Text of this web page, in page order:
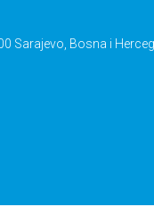
Sarajevo, Bosna i